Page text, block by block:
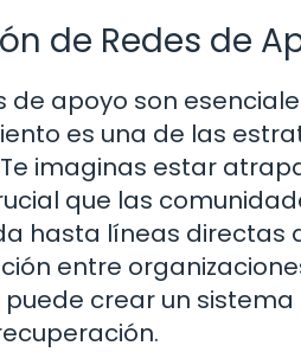
de Redes de
de apoyo son
es una de las
imaginas estar
que las
hasta líneas directas
entre
crear un